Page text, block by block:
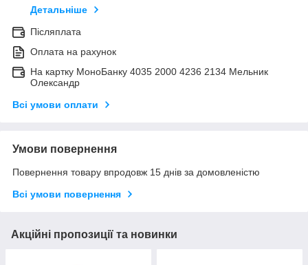
Детальніше
Післяплата
Оплата на рахунок
На картку МоноБанку 4035 2000 4236 2134 Мельник
Олександр
Всі умови оплати
Умови повернення
Повернення товару впродовж 15 днів за домовленістю
Всі умови повернення
Акційні пропозиції та новинки